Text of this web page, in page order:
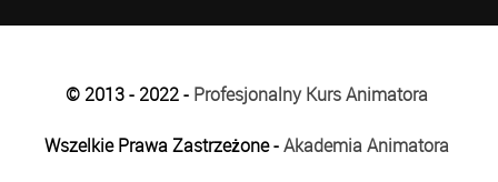
© 2013 - 2022 - Profesjonalny Kurs Animatora
Wszelkie Prawa Zastrzeżone -Akademia Animatora